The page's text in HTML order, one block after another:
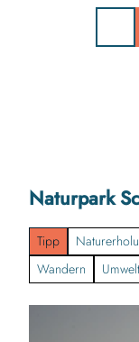
Naturpark
Tipp
Wandern